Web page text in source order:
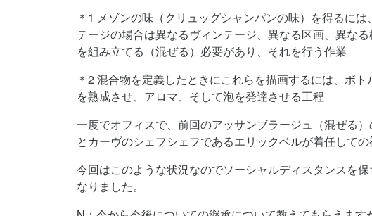
＊1 メゾンの味（クリュッグシャンパンの味）を得るに
テージの場合は異なるヴィンテージ、異なる区画、異なる
を組み立てる（混ぜる）必要があり、それを行う作業
＊2 混合物を定義したときにこれらを描画するには、ボ
を熟成させ、アロマ、そして泡を発達させる工程
一度でオフィスで、前回のアッサンブラージュ（混ぜる
とカーヴのシェフシェフであるエリックベルが着任しての
今回はこのような状況なのでソーシャルディスタンスを
なりました。